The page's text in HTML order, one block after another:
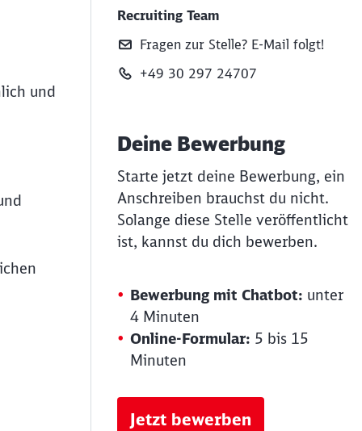
und
Recruiting Team
Fragen zur Stelle? E‑Mail folgt!
+49 30 297 24707
Deine Bewerbung
Starte jetzt deine Bewerbung, ein
Anschreiben brauchst du nicht.
Solange diese Stelle veröffentlicht
ist, kannst du dich bewerben.
Bewerbung mit Chatbot: unter
4 Minuten
Online-Formular: 5 bis 15
Minuten
Jetzt bewerben